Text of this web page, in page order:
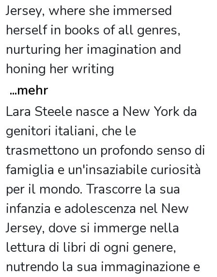
Jersey, where she immersed
herself in books of all genres,
nurturing her imagination and
honing her writing
...mehr
Lara Steele nasce a New York da
genitori italiani, che le
trasmettono un profondo senso di
famiglia e un'insaziabile curiosità
per il mondo. Trascorre la sua
infanzia e adolescenza nel New
Jersey, dove si immerge nella
lettura di libri di ogni genere,
nutrendo la sua immaginazione e